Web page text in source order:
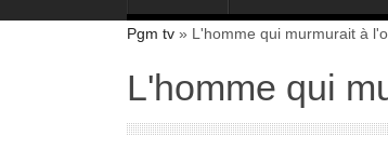
Pgm tv » L'homme qui murmurait à
L'homme qui